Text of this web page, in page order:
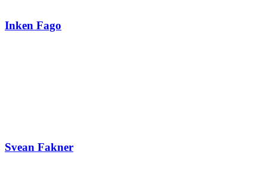
Inken Fago
Svean Fakner